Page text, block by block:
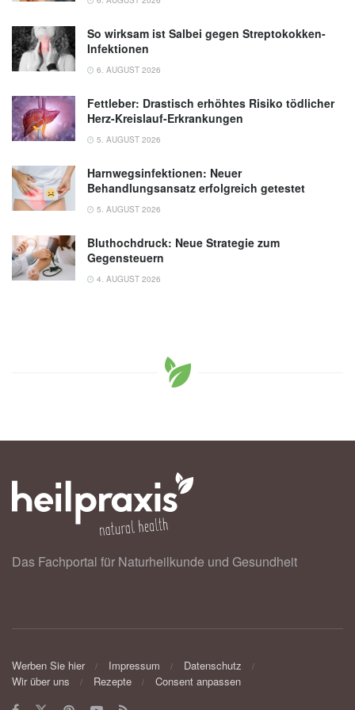
So wirksam ist Salbei gegen Streptokokken-
Infektionen
6. AUGUST 2026
Fettleber: Drastisch erhöhtes Risiko tödlicher
Herz-Kreislauf-Erkrankungen
5. AUGUST 2026
Harnwegsinfektionen: Neuer
Behandlungsansatz erfolgreich getestet
5. AUGUST 2026
Bluthochdruck: Neue Strategie zum
Gegensteuern
4. AUGUST 2026
Das Fachportal für Naturheilkunde und Gesundheit
Werben Sie hier Impressum
Datenschutz
Wir über uns
Rezepte Consent anpassen